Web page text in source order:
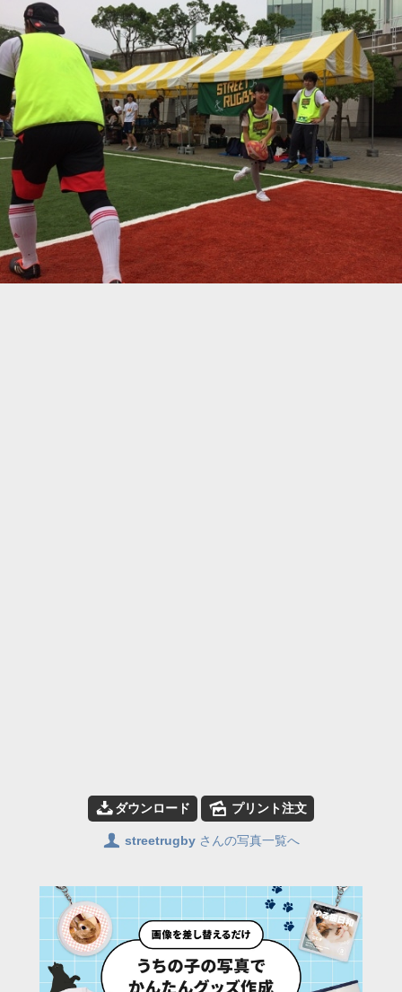
📥ダウンロード 🌄 プリント注文
👤 streetrugby さんの写真一覧へ